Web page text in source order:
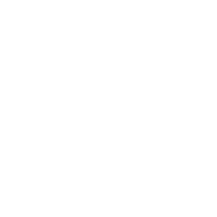
了承ください。
き作成されるも
をご了承くださ
です。
ありません。
です。
ず変更すること
1000ppm以下、
) : 1000ppm、
、
可)を取得する
これらの製造装
通知します。
ムロン制御